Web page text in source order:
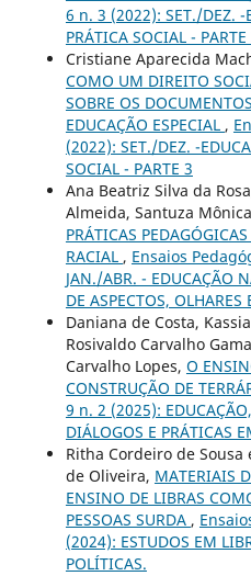
6 n. 3 (2022): SET./DEZ. -
PRÁTICA SOCIAL - PARTE
Cristiane Aparecida
COMO UM DIREITO
SOBRE OS
EDUCAÇÃO ESPECIAL ,
(2022): SET./DEZ. -
SOCIAL - PARTE 3
Ana Beatriz Silva da
Almeida, Santuza
PRÁTICAS
RACIAL , Ensaios
JAN./ABR. - EDUCAÇÃO
DE ASPECTOS, OLHARES
Daniana de Costa,
Rosivaldo Carvalho
Carvalho Lopes, O
CONSTRUÇÃO DE
9 n. 2 (2025):
DIÁLOGOS E PRÁTICAS
Ritha Cordeiro de Sousa
de Oliveira, MATERIAIS
ENSINO DE LIBRAS
PESSOAS SURDA ,
(2024): ESTUDOS EM
POLÍTICAS.